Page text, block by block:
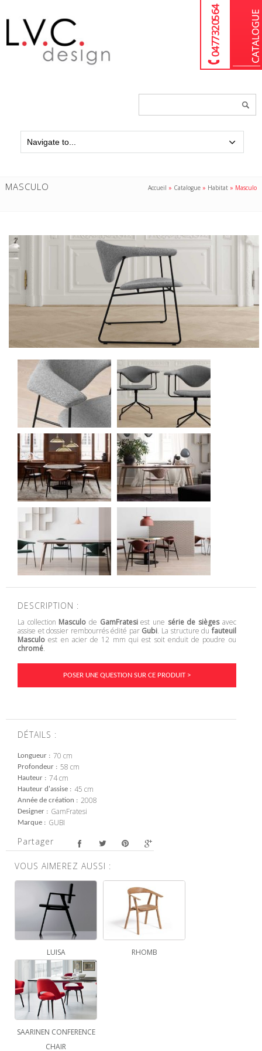
04 77 32 05 64
MASCULO Accueil » Catalogue » Habitat » Masculo
DESCRIPTION :
La collection Masculo de GamFratesiest une série de siègesavec
assise et dossier rembourrés édité par Gubi. La structure dufauteuil
Masculo est en acier de 12 mm qui est soit enduit de poudre ou
chromé.
POSER UNE QUESTION SUR CE PRODUIT >
DÉTAILS :
Longueur 70 cm
Profondeur 58 cm
Hauteur 74 cm
Hauteur d'assise 45 cm
Année de création 2008
Designer GamFratesi
Marque GUBI
Partager
VOUS AIMEREZ AUSSI :
LUISA RHOMB
SAARINEN CONFERENCE
CHAIR